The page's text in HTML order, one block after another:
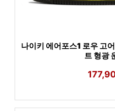
나이키 에어포스1 로우 고
트 형광